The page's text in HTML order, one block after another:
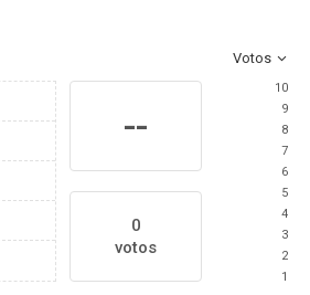
Votos
--
0
votos
10
9
8
7
6
5
4
3
2
1